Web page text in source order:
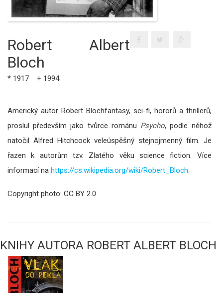
Robert Albert
Bloch
* 1917 + 1994
Americký autor Robert Blochfantasy, sci-fi, hororů a thrillerů,
proslul především jako tvůrce románu Psycho, podle něhož
natočil Alfred Hitchcock veleúspěšný stejnojmenný film. Je
řazen k autorům tzv. Zlatého věku science fiction. Více
informací na https://cs.wikipedia.org/wiki/Robert_Bloch.
Copyright photo: CC BY 2.0
KNIHY AUTORA ROBERT ALBERT BLOCH